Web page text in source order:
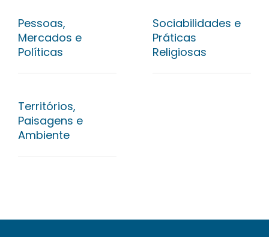
Pessoas,
Mercados e
Políticas
Sociabilidades e
Práticas
Religiosas
Territórios,
Paisagens e
Ambiente